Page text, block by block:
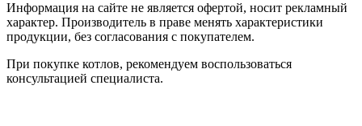
Информация на сайте не является офертой, носит рекламный
характер. Производитель в праве менять характеристики
продукции, без согласования с покупателем.
При покупке котлов, рекомендуем воспользоваться
консультацией специалиста.